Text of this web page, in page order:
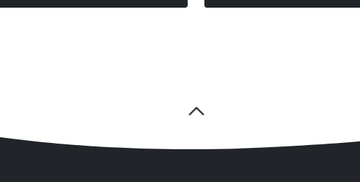
Fábián Gábor